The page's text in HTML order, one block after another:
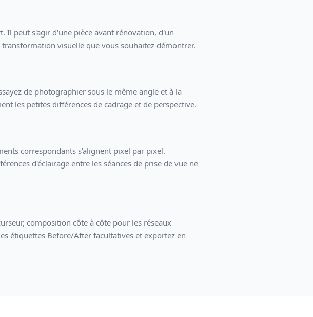
peut s'agir d'une pièce avant rénovation, d'un
visuelle que vous souhaitez démontrer.
de photographier sous le même angle et à la
les petites différences de cadrage et de perspective.
correspondants s'alignent pixel par pixel.
d'éclairage entre les séances de prise de vue ne
composition côte à côte pour les réseaux
étiquettes Before/After facultatives et exportez en